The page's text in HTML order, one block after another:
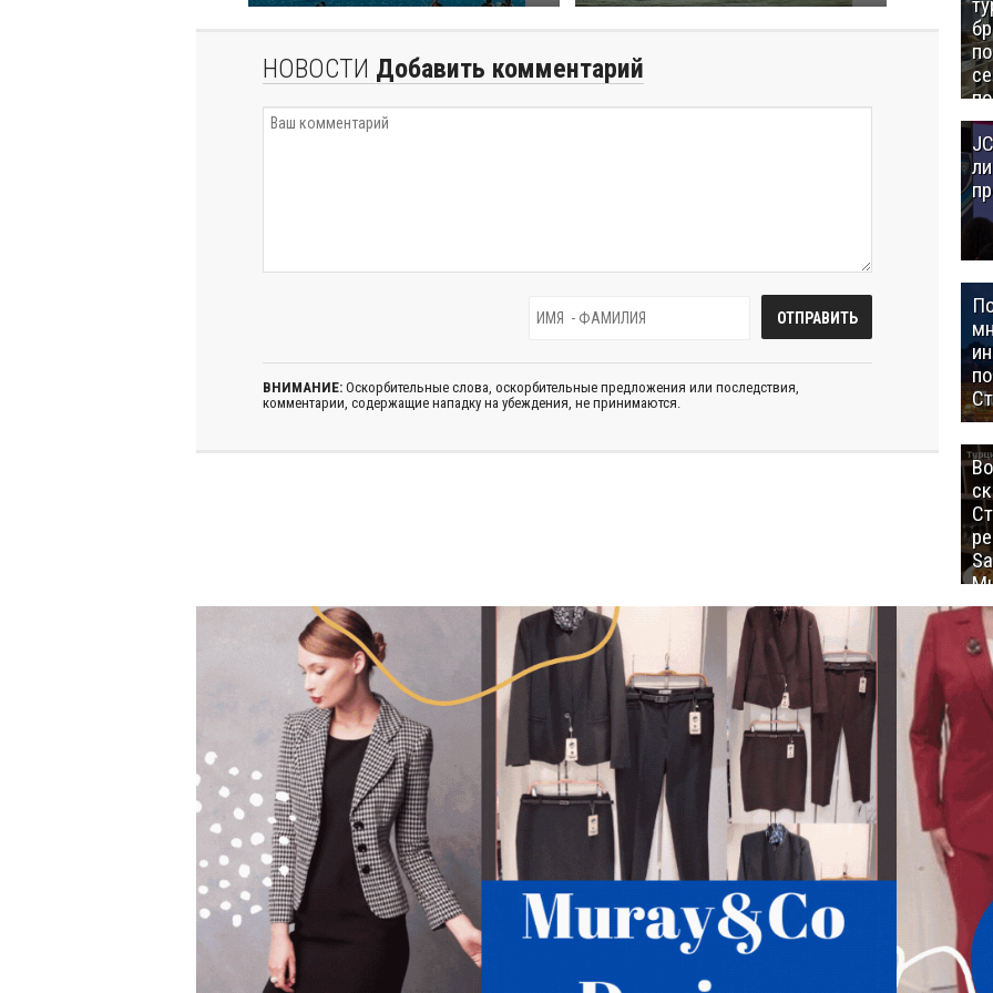
НОВОСТИ Добавить комментарий
ВНИМАНИЕ: Оскорбительные слова, оскорбительные предложения или последствия,
комментарии, содержащие нападку на убеждения, не принимаются.